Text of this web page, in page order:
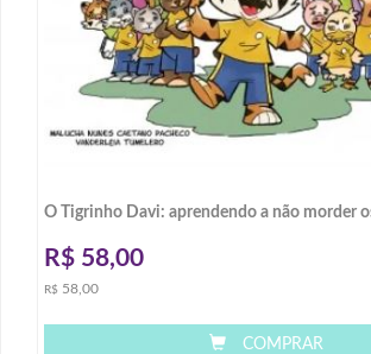
O Tigrinho Davi: aprendendo a não morder
R$ 58,00
R$ 58,00
COMPRAR